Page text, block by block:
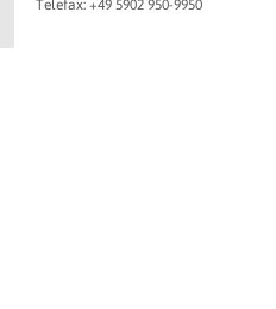
Telefax: +49 5902 950-9950